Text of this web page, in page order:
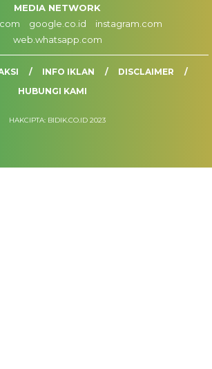
MEDIA NETWORK
google.co.id
instagram.com
web.whatsapp.com
INFO IKLAN
DISCLAIMER
HUBUNGI KAMI
HAKCIPTA: BIDIK.CO.ID 2023